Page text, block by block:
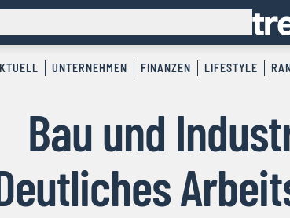
UNTERNEHMEN FINANZEN LIFESTYLE
Bau und